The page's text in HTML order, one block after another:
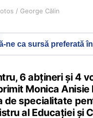
/ George Călin
ne ca sursă preferată
6 abțineri și 4
Monica Anisie
de specialitate
al Educației și